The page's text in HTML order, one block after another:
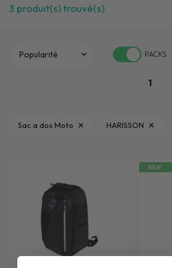
3 produit(s) trouvé(s)
PACKS
1
Sac a dos Moto HARISSON
NEW